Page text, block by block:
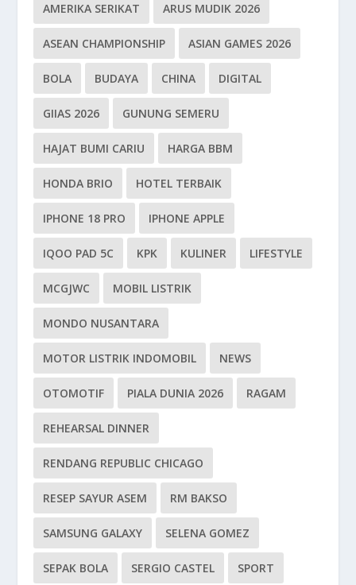
AMERIKA SERIKAT ARUS MUDIK 2026
ASEAN CHAMPIONSHIP ASIAN GAMES 2026
BOLA BUDAYA CHINA DIGITAL
GIIAS 2026 GUNUNG SEMERU
HAJAT BUMI CARIU HARGA BBM
HONDA BRIO HOTEL TERBAIK
IPHONE 18 PRO IPHONE APPLE
IQOO PAD 5C KPK KULINER LIFESTYLE
MCGJWC MOBIL LISTRIK
MONDO NUSANTARA
MOTOR LISTRIK INDOMOBIL NEWS
OTOMOTIF PIALA DUNIA 2026 RAGAM
REHEARSAL DINNER
RENDANG REPUBLIC CHICAGO
RESEP SAYUR ASEM RM BAKSO
SAMSUNG GALAXY SELENA GOMEZ
SEPAK BOLA SERGIO CASTEL SPORT